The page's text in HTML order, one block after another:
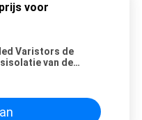
voor
Varistors de
van de